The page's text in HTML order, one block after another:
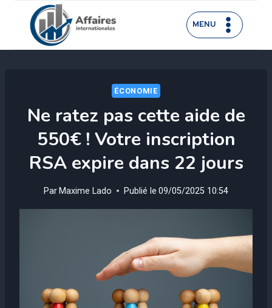
contenu
MENU
ÉCONOMIE
Ne ratez pas cette aide de
550€ ! Votre inscription
RSA expire dans 22 jours
Par Maxime Lado Publié le 09/05/2025 10:54